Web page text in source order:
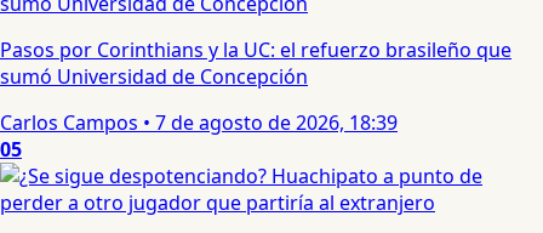
Pasos por Corinthians y la UC: el refuerzo brasileño que
sumó Universidad de Concepción
Carlos Campos • 7 de agosto de 2026, 18:39
05